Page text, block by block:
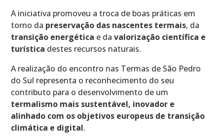
A iniciativa promoveu a troca de boas práticas em
torno da preservação das nascentes termais, da
transição energética e davalorização científica e
turística destes recursos naturais.
A realização do encontro nas Termas de São Pedro
do Sul representa o reconhecimento do seu
contributo para o desenvolvimento de um
termalismo mais sustentável, inovador e
alinhado com os objetivos europeus de transição
climática e digital.